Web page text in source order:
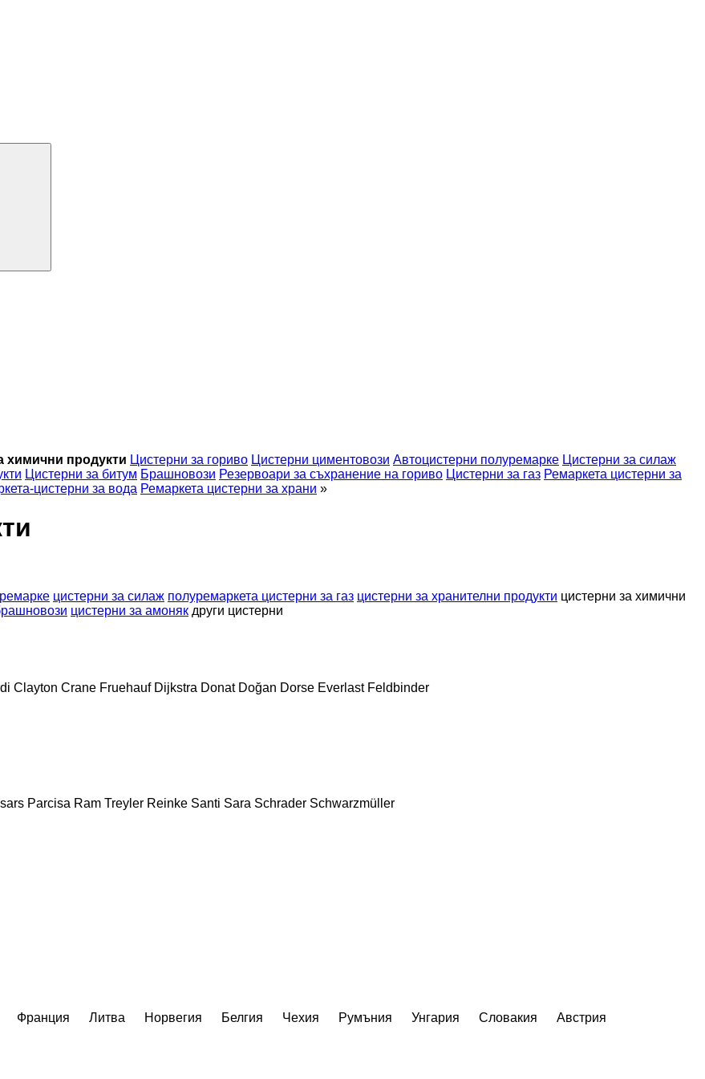
химични продукти Цистерни за гориво Цистерни циментовози Автоцистерни полуремарке Цистерни за силаж
Цистерни за битум Брашновози Резервоари за съхранение на гориво Цистерни за газ Ремаркета цистерни за
цистерни за вода Ремаркета цистерни за храни »
цистерни за силаж полуремаркета цистерни за газ цистерни за хранителни продукти цистерни за химични
цистерни за амоняк други цистерни
Clayton Crane Fruehauf Dijkstra Donat Doğan Dorse Everlast Feldbinder
Parcisa Ram Treyler Reinke Santi Sara Schrader Schwarzmüller
Франция Литва Норвегия Белгия Чехия Румъния Унгария Словакия
Австрия